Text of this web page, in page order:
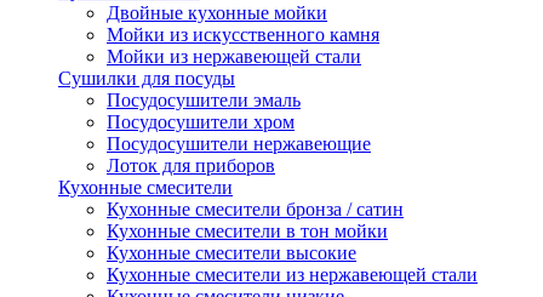
Двойные кухонные мойки
Мойки из искусственного камня
Мойки из нержавеющей стали
Сушилки для посуды
Посудосушители эмаль
Посудосушители хром
Посудосушители нержавеющие
Лоток для приборов
Кухонные смесители
Кухонные смесители бронза / сатин
Кухонные смесители в тон мойки
Кухонные смесители высокие
Кухонные смесители из нержавеющей стали